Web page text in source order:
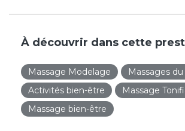
À découvrir dans cette
Massage Modelage
Massages
Activités bien-être
Massage
Massage bien-être